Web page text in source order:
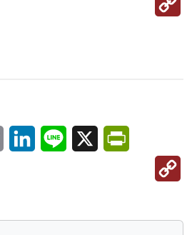
Email LinkedInLine X